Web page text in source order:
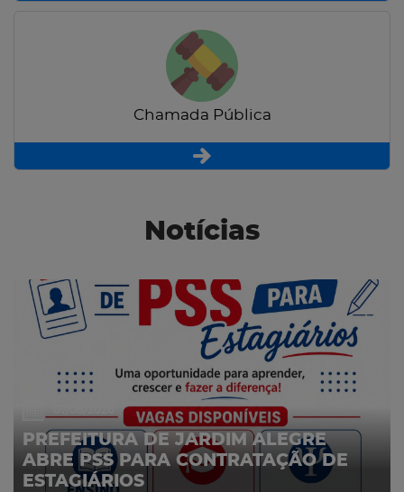
Chamada Pública
Notícias
PREFEITURA DE JARDIM ALEGRE
ABRE PSS PARA CONTRATAÇÃO DE
ESTAGIÁRIOS